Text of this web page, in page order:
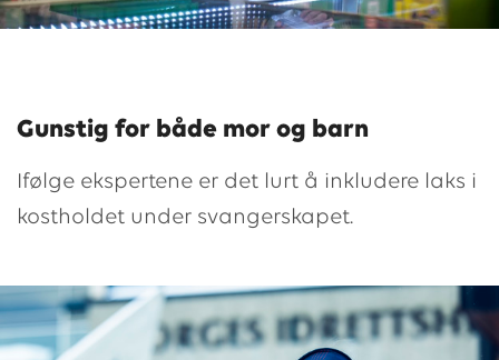
Gunstig for både mor og barn
Ifølge ekspertene er det lurt å inkludere laks i
kostholdet under svangerskapet.